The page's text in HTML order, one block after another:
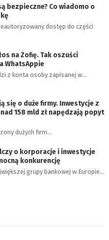
bezpieczne? Co wiadomo o
dostęp do części
na Zofię. Tak oszuści
WhatsAppie
z konta osoby zapisanej w…
się o duże firmy. Inwestycje z
158 mld zł napędzają popyt
dużych firm…
o korporacje i inwestycje
konkurencję
grupy bankowej w Europie…